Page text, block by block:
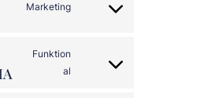
sourcebuster-
Marketing
Consent
google-
Funktion
al
Consent